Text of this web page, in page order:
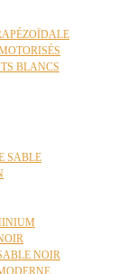
BLANCS
SABLE
NOIR